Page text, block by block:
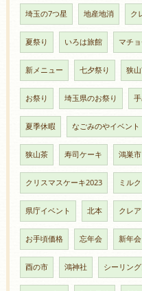
埼玉の7つ星 地産地消 ク
夏祭り いろは旅館 マチ
新メニュー 七夕祭り 狭
お祭り 埼玉県のお祭り
夏季休暇 なごみのやイベント
狭山茶 寿司ケーキ 鴻巣市
クリスマスケーキ2023 ミル
県庁イベント 北本 クレ
お手頃価格 忘年会 新年会
酉の市 鴻神社 シーリン